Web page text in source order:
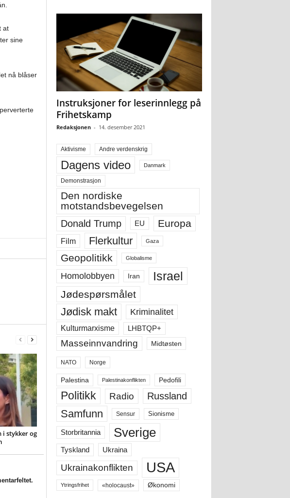
at
sine
nå blåser
i stykker og
Instruksjoner for leserinnlegg på
Frihetskamp
Redaksjonen - 14. desember 2021
Aktivisme Andre verdenskrig
Dagens video Danmark
Demonstrasjon
Den nordiske
motstandsbevegelsen
Donald Trump EU Europa
Film Flerkultur Gaza
Geopolitikk Globalisme
Homolobbyen Iran Israel
Jødespørsmålet
Jødisk makt Kriminalitet
Kulturmarxisme LHBTQP+
Masseinnvandring Midtøsten
NATO Norge
Palestina Palestinakonflikten Pedofili
Politikk Radio Russland
Samfunn Sensur Sionisme
Storbritannia Sverige
Tyskland Ukraina
Ukrainakonflikten USA
Ytringsfrihet «holocaust» Økonomi